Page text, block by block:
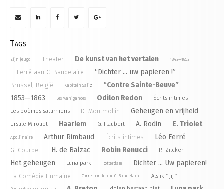
Tags
Zijn jeugd Theater De kunst van het vertalen 1842—1852
L. Ferré aan C. Baudelaire “Dichter ... uw papieren !”
Brussel, België Kapitein Saliz
“Contre Sainte-Beuve”
1853—1863
Les Manigances Odilon Redon
Écrits intimes
Les poèmes saturniens
D. Montmollin Geheugen en vrijheid
Ursule Mirouët Haarlem G. Flaubert A. Rodin E. Triolet
Apollinaire Arthur Rimbaud Écrits intimes Léo Ferré
G. Courbet H. de Balzac Robin Renucci P. Zilcken
Het geheugen Luna park Rotterdam Dichter ... Uw papieren!
La Comédie Humaine Correspondentie C. Baudelaire Als ik “ jij ”